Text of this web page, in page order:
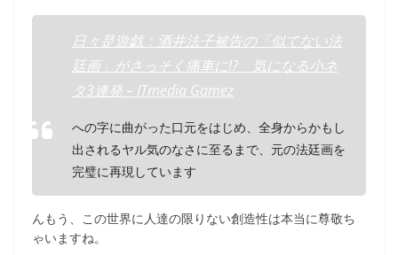
日々是遊戯：酒井法子被告の「似てない法
廷画」がさっそく痛車に!? 気になる小ネ
タ3連発 – ITmedia Gamez
への字に曲がった口元をはじめ、全身からかもし
出されるヤル気のなさに至るまで、元の法廷画を
完璧に再現しています
んもう、この世界に人達の限りない創造性は本当に尊敬ち
ゃいますね。